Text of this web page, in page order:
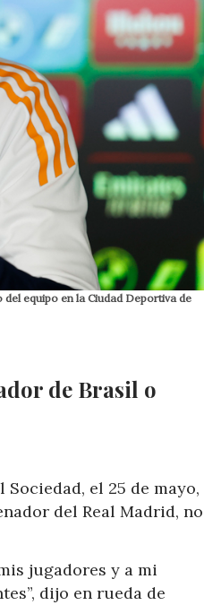
equipo en la Ciudad Deportiva de
de Brasil o
el 25 de mayo,
del Real Madrid, no
jugadores y a mi
dijo en rueda de